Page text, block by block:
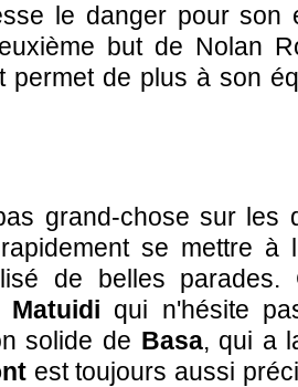
le danger pour son
but de Nolan
permet de plus à son
grand-chose sur les
se mettre à
de belles parades.
Matuidi qui n'hésite
solide de Basa, qui a
est toujours aussi